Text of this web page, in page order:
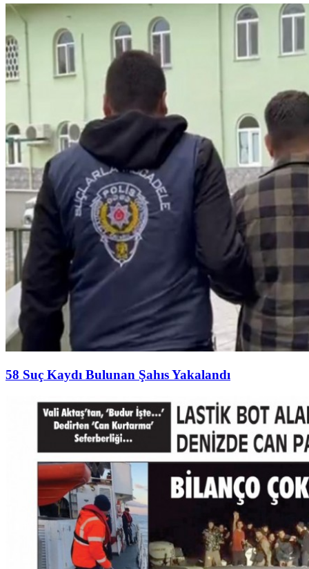
58 Suç Kaydı Bulunan Şahıs Yakalandı